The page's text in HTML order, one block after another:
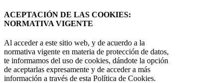
ACEPTACIÓN DE LAS COOKIES:
NORMATIVA VIGENTE
Al acceder a este sitio web, y de acuerdo a la
normativa vigente en materia de protección de datos,
te informamos del uso de cookies, dándote la opción
de aceptarlas expresamente y de acceder a más
información a través de esta Política de Cookies.